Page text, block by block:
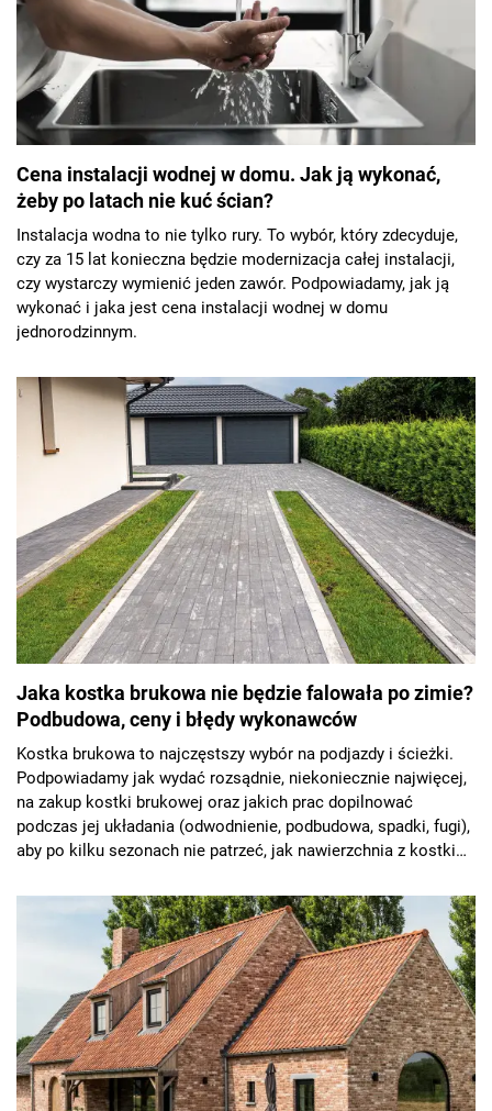
Cena instalacji wodnej w domu. Jak ją wykonać,
żeby po latach nie kuć ścian?
Instalacja wodna to nie tylko rury. To wybór, który zdecyduje,
czy za 15 lat konieczna będzie modernizacja całej instalacji,
czy wystarczy wymienić jeden zawór. Podpowiadamy, jak ją
wykonać i jaka jest cena instalacji wodnej w domu
jednorodzinnym.
Jaka kostka brukowa nie będzie falowała po zimie?
Podbudowa, ceny i błędy wykonawców
Kostka brukowa to najczęstszy wybór na podjazdy i ścieżki.
Podpowiadamy jak wydać rozsądnie, niekoniecznie najwięcej,
na zakup kostki brukowej oraz jakich prac dopilnować
podczas jej układania (odwodnienie, podbudowa, spadki, fugi),
aby po kilku sezonach nie patrzeć, jak nawierzchnia z kostki
plamy, których nie da się zmyć.